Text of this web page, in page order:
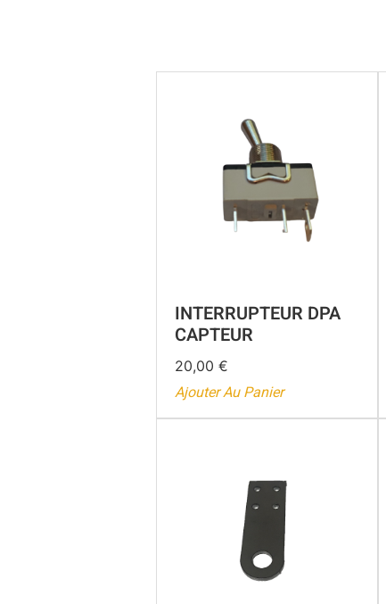
INTERRUPTEUR DPA
CAPTEUR
20,00€
Ajouter Au Panier